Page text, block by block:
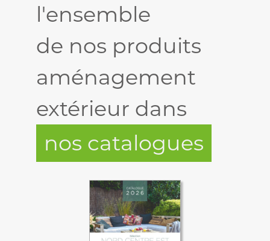
l'ensemble
de nos produits
aménagement
extérieur dans
nos catalogues